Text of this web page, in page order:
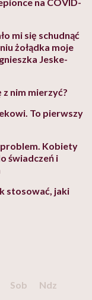
mi się schudnąć
żołądka moje
Jeske-
nim mierzyć?
To pierwszy
Kobiety
świadczeń i
stosować, jaki
Sob
Ndz